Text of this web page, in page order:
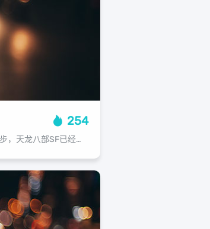
254
中国游戏作弊问题的深度剖析及解决策略随着科技的发展和网络的进步，天龙八部SF已经成为许多人休闲娱乐的重要方式，在享受游戏带来的乐趣的同时，也出现了令人担忧的问题——中国玩家在游戏中作弊现象频发，我们需要明白作弊的原因，部分中...